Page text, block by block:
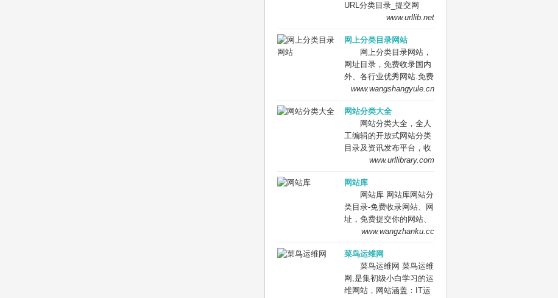
址库让我们共同成长。网
址库!网址酷！上网，您需
用网址一网打尽！
URL分类目录_提交网
址、网站、URL到我们的
www.urllib.net
网上分类目录网站
网上分类目录网站，
网址目录，免费收录国内
外、各行业优秀网站.免费
收录网站、网址，免费提
www.wangshangyule.cn
网站分类大全
网站分类大全，全人
工编辑的开放式网站分类
目录及资讯发布平台，收
录国内外、各行业优秀网
分类目录网站检索、优秀
网站目录参考、网站优化
推广及互联网资讯服务。
www.urllibrary.com
网站库
网站库 网站库网站分
类目录-免费收录网站、网
址，免费提交你的网站、
网址到网站库,网站免费收
口,网站网址大全，
www.wangzhanku.cc
菜鸟运维网
菜鸟运维网 菜鸟运维
网,是集初级小白学习的运
维网站，网站涵盖：IT运